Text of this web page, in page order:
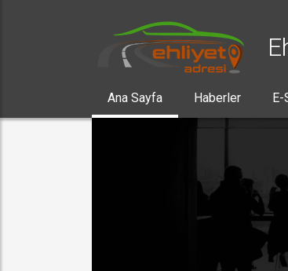
Ana Sayfa Haberler E-